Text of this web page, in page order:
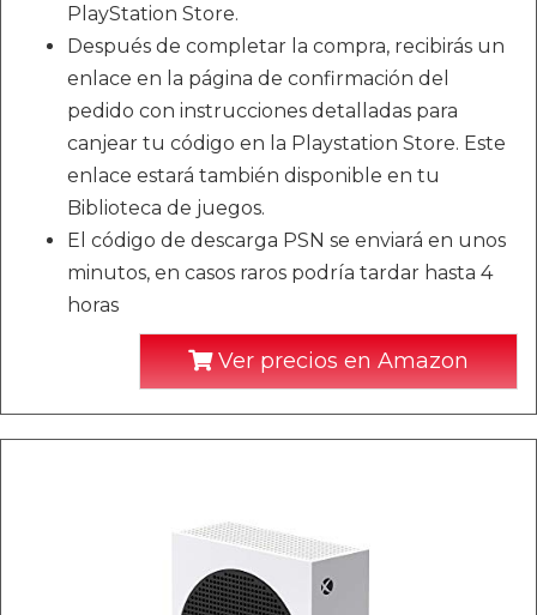
PlayStation Store.
Después de completar la compra, recibirás un
enlace en la página de confirmación del
pedido con instrucciones detalladas para
canjear tu código en la Playstation Store. Este
enlace estará también disponible en tu
Biblioteca de juegos.
El código de descarga PSN se enviará en unos
minutos, en casos raros podría tardar hasta 4
horas
Ver precios en Amazon